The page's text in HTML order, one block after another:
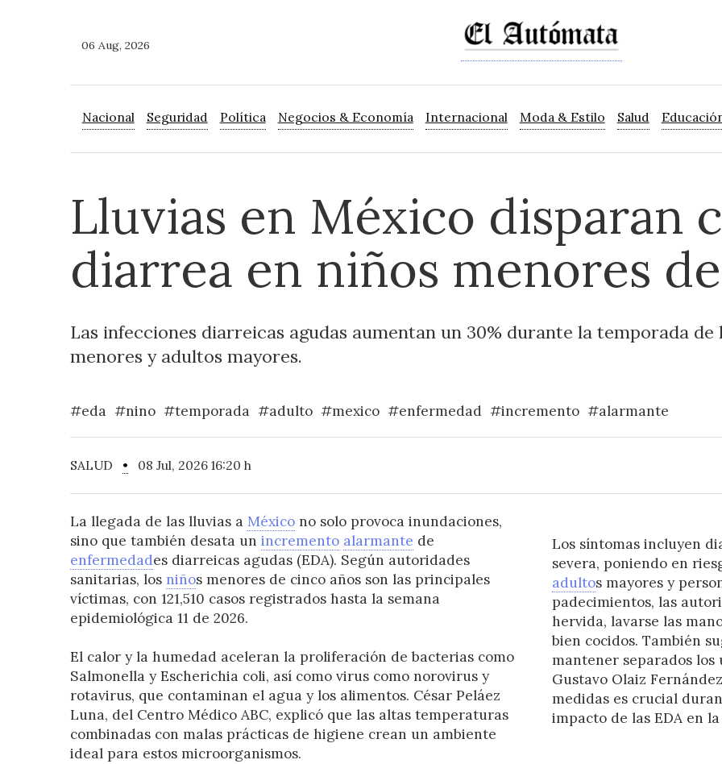
06 Aug, 2026
Nacional Seguridad Política Negocios & Economía Internacional Moda & Estilo Salud
Lluvias en México disparan
diarrea en niños menores
Las infecciones diarreicas agudas aumentan un 30% durante la temporada
menores y adultos mayores.
#eda #nino #temporada #adulto #mexico #enfermedad #incremento #alarmante
SALUD • 08 Jul, 2026 16:20 h
La llegada de las lluvias a Méxicono solo provoca inundaciones,
sino que también desata un incremento alarmante de
enfermedades diarreicas agudas (EDA). Según autoridades
sanitarias, los niños menores de cinco años son las principales
víctimas, con 121,510 casos registrados hasta la semana
epidemiológica 11 de 2026.
El calor y la humedad aceleran la proliferación de bacterias como
Salmonella y Escherichia coli, así como virus como norovirus y
rotavirus, que contaminan el agua y los alimentos. César Peláez
Luna, del Centro Médico ABC, explicó que las altas temperaturas
combinadas con malas prácticas de higiene crean un ambiente
ideal para estos microorganismos.
Los síntomas incluyen
severa, poniendo en
adultos mayores y
padecimientos, las
hervida, lavarse las
bien cocidos. También
mantener separados los
Gustavo Olaiz
medidas es crucial
impacto de las EDA en